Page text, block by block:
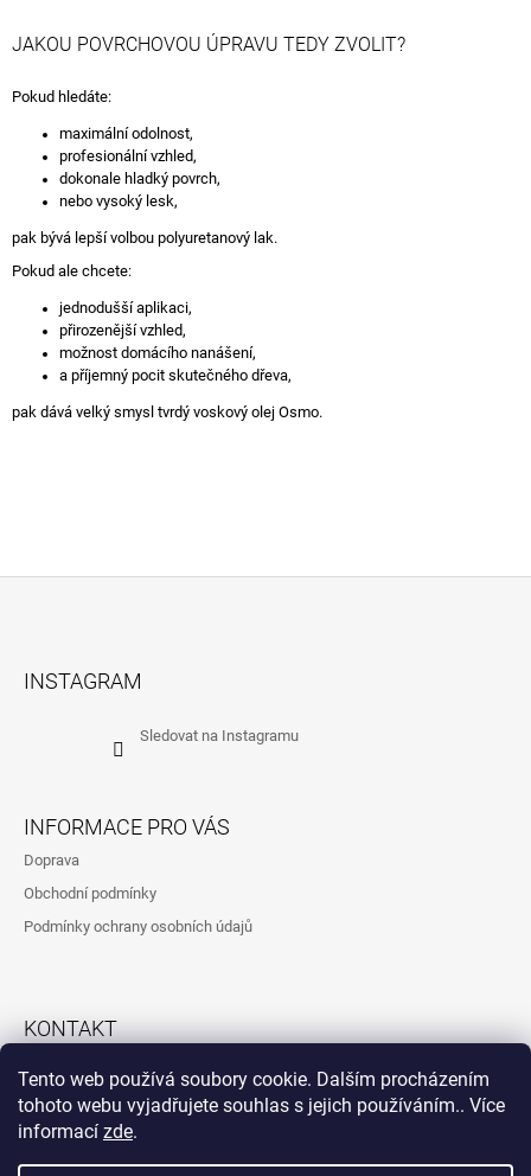
Tento web používá soubory cookie. Dalším procházením
tohoto webu vyjadřujete souhlas s jejich používáním.. Více
informací zde.
JAKOU POVRCHOVOU ÚPRAVU TEDY ZVOLIT?
Pokud hledáte:
maximální odolnost,
profesionální vzhled,
dokonale hladký povrch,
nebo vysoký lesk,
pak bývá lepší volbou polyuretanový lak.
Pokud ale chcete:
jednodušší aplikaci,
přirozenější vzhled,
možnost domácího nanášení,
a příjemný pocit skutečného dřeva,
pak dává velký smysl tvrdý voskový olej Osmo.
INSTAGRAM
Sledovat na Instagramu
INFORMACE PRO VÁS
Doprava
Obchodní podmínky
Podmínky ochrany osobních údajů
KONTAKT
792323260